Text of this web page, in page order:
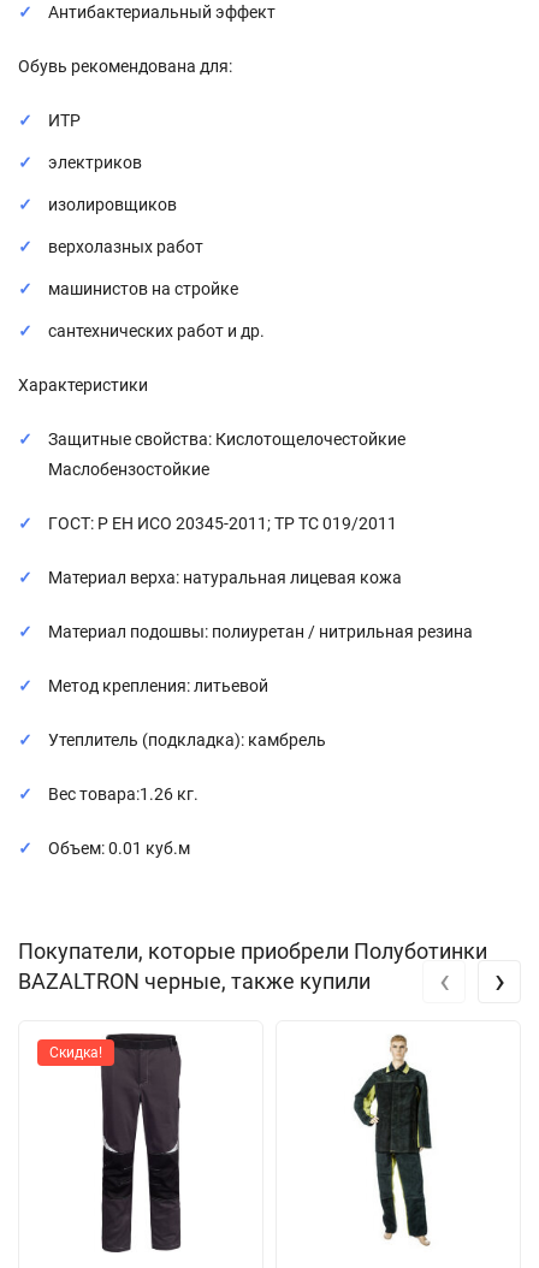
Антибактериальный эффект
Обувь рекомендована для:
ИТР
электриков
изолировщиков
верхолазных работ
машинистов на стройке
сантехнических работ и др.
Характеристики
Защитные свойства: Кислотощелочестойкие
Маслобензостойкие
ГОСТ: Р ЕН ИСО 20345-2011; ТР ТС 019/2011
Материал верха: натуральная лицевая кожа
Материал подошвы: полиуретан / нитрильная резина
Метод крепления: литьевой
Утеплитель (подкладка): камбрель
Вес товара:1.26 кг.
Объем: 0.01 куб.м
Покупатели, которые приобрели Полуботинки
BAZALTRON черные, также купили
Скидка!
‹ ›